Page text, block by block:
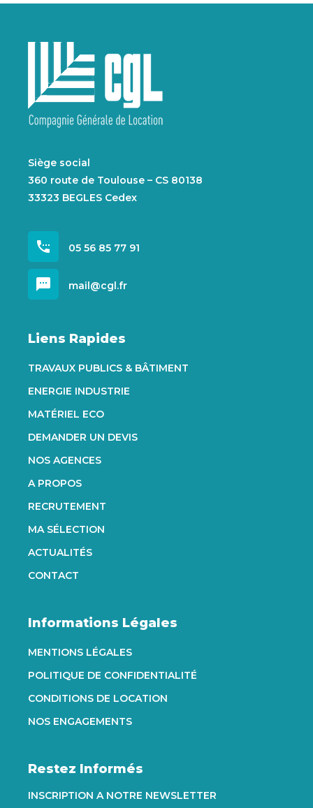
Siège social
360 route de Toulouse – CS 80138
33323 BEGLES Cedex
settings_phone 05 56 85 77 91
sms mail@cgl.fr
Liens Rapides
TRAVAUX PUBLICS & BÂTIMENT
ENERGIE INDUSTRIE
MATÉRIEL ECO
DEMANDER UN DEVIS
NOS AGENCES
A PROPOS
RECRUTEMENT
MA SÉLECTION
ACTUALITÉS
CONTACT
Informations Légales
MENTIONS LÉGALES
POLITIQUE DE CONFIDENTIALITÉ
CONDITIONS DE LOCATION
NOS ENGAGEMENTS
Restez Informés
INSCRIPTION A NOTRE NEWSLETTER